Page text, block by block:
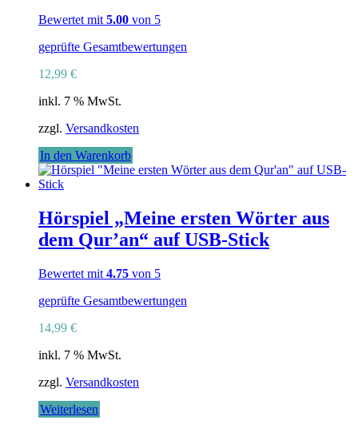
Bewertet mit 5.00 von 5
geprüfte Gesamtbewertungen
12,99 €
inkl. 7 % MwSt.
zzgl. Versandkosten
In den Warenkorb
Hörspiel „Meine ersten Wörter aus
dem Qur’an“ auf USB-Stick
Bewertet mit 4.75 von 5
geprüfte Gesamtbewertungen
14,99 €
inkl. 7 % MwSt.
zzgl. Versandkosten
Weiterlesen